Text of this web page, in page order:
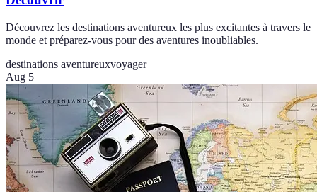
Découvrez les destinations aventureux les plus excitantes à travers le
monde et préparez-vous pour des aventures inoubliables.
destinations aventureuxvoyager
Aug 5